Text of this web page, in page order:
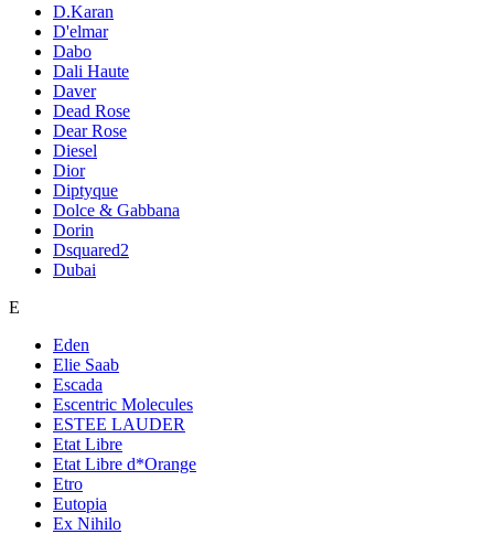
D.Karan
D'elmar
Dabo
Dali Haute
Daver
Dead Rose
Dear Rose
Diesel
Dior
Diptyque
Dolce & Gabbana
Dorin
Dsquared2
Dubai
E
Eden
Elie Saab
Escada
Escentric Molecules
ESTEE LAUDER
Etat Libre
Etat Libre d*Orange
Etro
Eutopia
Ex Nihilo